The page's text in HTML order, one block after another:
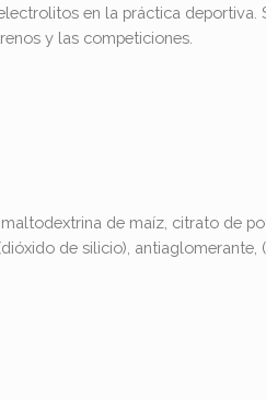
en la práctica
y las competiciones.
de maíz, citrato de
de silicio), antiaglomerante,